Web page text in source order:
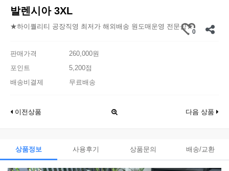
발렌시아 3XL
★하이퀄리티 공장직영 최저가 해외배송 원도매운영 전문샵★
0
판매가격
260,000원
포인트
5,200점
배송비결제
무료배송
이전상품 다음 상품
상품정보 사용후기 상품문의 배송/교환